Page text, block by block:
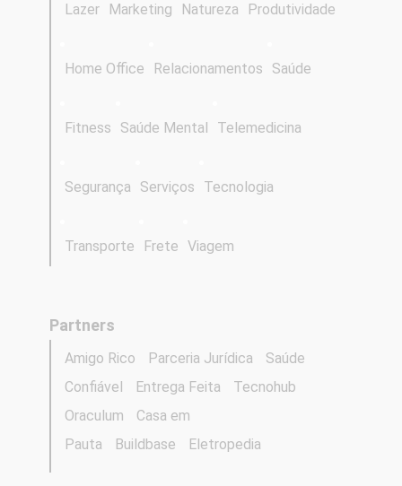
Lazer Marketing Natureza Produtividade
Home Office Relacionamentos Saúde
Fitness Saúde Mental Telemedicina
Segurança Serviços Tecnologia
Transporte Frete Viagem
Partners
Amigo Rico Parceria Jurídica
Saúde
Confiável
Entrega Feita
Tecnohub
Oraculum
Casa em
Pauta
Buildbase Eletropedia